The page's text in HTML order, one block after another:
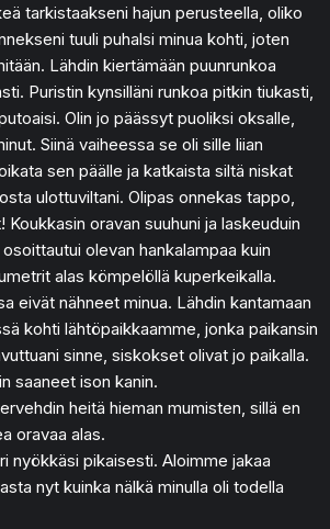
tarkistaakseni hajun perusteella, oliko
tuuli puhalsi minua kohti, joten
Lähdin kiertämään puunrunkoa
Puristin kynsilläni runkoa pitkin tiukasti,
Olin jo päässyt puoliksi oksalle,
Siinä vaiheessa se oli sille liian
sen päälle ja katkaista siltä niskat
ulottuviltani. Olipas onnekas tappo,
oravan suuhuni ja laskeuduin
olevan hankalampaa kuin
alas kömpelöllä kuperkeikalla.
eivät nähneet minua. Lähdin kantamaan
kohti lähtöpaikkaamme, jonka paikansin
sinne, siskokset olivat jo paikalla.
saaneet ison kanin.
heitä hieman mumisten, sillä en
oravaa alas.
nyökkäsi pikaisesti. Aloimme jakaa
nyt kuinka nälkä minulla oli todella